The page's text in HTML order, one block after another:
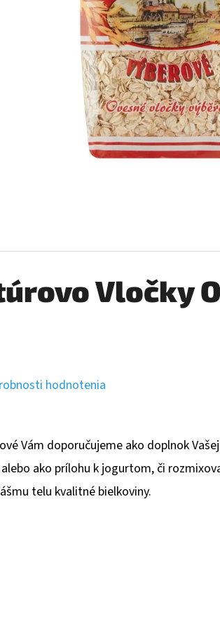
Vločky
hodnotenia
Vám doporučujeme ako doplnok
ako prílohu k jogurtom, či
telu kvalitné bielkoviny.
CITRÓN 400ML
BABA SPRCHOVÝ
400ML
€1,98